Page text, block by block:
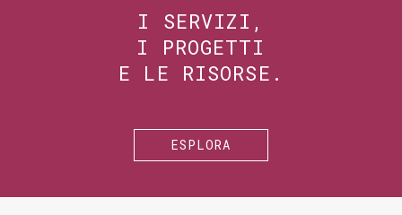
I SERVIZI,
I PROGETTI
E LE RISORSE.
ESPLORA